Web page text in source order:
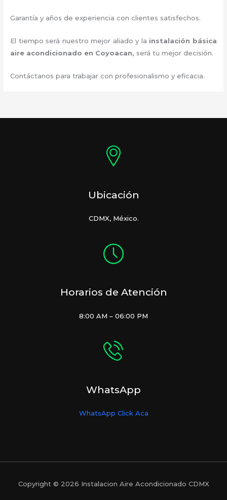
Garantía y años de experiencia con clientes satisfechos.
El tiempo será nuestro mejor aliado y la instalación básica
aire acondicionado en Coyoacan, será tu mejor decisión.
Contáctanos para trabajar con profesionalismo y eficacia.
Ubicación
CDMX, México.
Horarios de Atención
8:00 AM – 06:00 PM
WhatsApp
WhatsApp Click Aca
Copyright © 2026 Instalacion Aire Acondicionado CDMX